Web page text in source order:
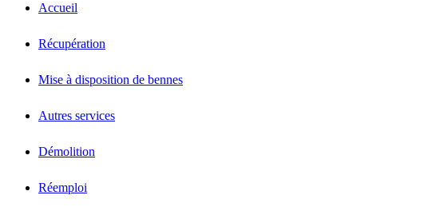
Accueil
Récupération
Mise à disposition de bennes
Autres services
Démolition
Réemploi